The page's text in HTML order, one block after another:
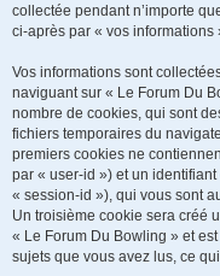
collectée pendant n’importe
ci-après par « vos informations
Vos informations sont
naviguant sur « Le Forum Du
nombre de cookies, qui sont
fichiers temporaires du
premiers cookies ne
par « user-id ») et un
« session-id »), qui vous sont
Un troisième cookie sera créé
« Le Forum Du Bowling » et
sujets que vous avez lus, ce